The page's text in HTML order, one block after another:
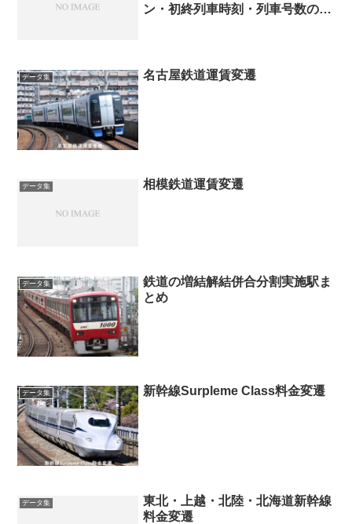
ン・初終列車時刻・列車号数の付
データ集 名古屋鉄道運賃変遷
データ集 相模鉄道運賃変遷
データ集
鉄道の増結解結併合分割実施駅ま
とめ
データ集 新幹線Surpleme Class料金変遷
データ集
東北・上越・北陸・北海道新幹線
料金変遷